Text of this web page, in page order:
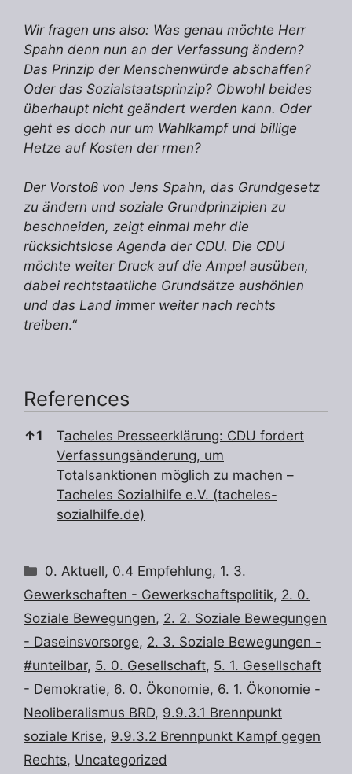
Wir fragen uns also: Was genau möchte Herr
Spahn denn nun an der Verfassung ändern?
Das Prinzip der Menschenwürde abschaffen?
Oder das Sozialstaatsprinzip? Obwohl beides
überhaupt nicht geändert werden kann. Oder
geht es doch nur um Wahlkampf und billige
Hetze auf Kosten der rmen?
Der Vorstoß von Jens Spahn, das Grundgesetz
zu ändern und soziale Grundprinzipien zu
beschneiden, zeigt einmal mehr die
rücksichtslose Agenda der CDU. Die CDU
möchte weiter Druck auf die Ampel ausüben,
dabei rechtstaatliche Grundsätze aushöhlen
und das Land immer weiter nach rechts
treiben.“
References
References
↑1 Tacheles Presseerklärung: CDU fordert
Verfassungsänderung, um
Totalsanktionen möglich zu machen –
Tacheles Sozialhilfe e.V. (tacheles-
sozialhilfe.de)
Kategorien
0. Aktuell, 0.4 Empfehlung, 1. 3.
Gewerkschaften - Gewerkschaftspolitik, 2. 0.
Soziale Bewegungen, 2. 2. Soziale Bewegungen
- Daseinsvorsorge, 2. 3. Soziale Bewegungen -
#unteilbar, 5. 0. Gesellschaft, 5. 1. Gesellschaft
- Demokratie, 6. 0. Ökonomie, 6. 1. Ökonomie -
Neoliberalismus BRD, 9.9.3.1 Brennpunkt
soziale Krise, 9.9.3.2 Brennpunkt Kampf gegen
Rechts, Uncategorized